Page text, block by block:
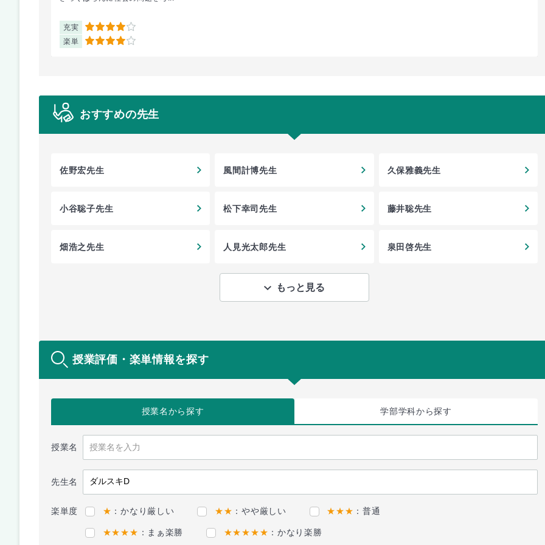
充実 4
楽単 4
おすすめの先生
佐野宏先生 風間計博先生 久保雅義先生
小谷聡子先生 松下幸司先生 藤井聡先生
畑浩之先生 人見光太郎先生 泉田啓先生
もっと見る
授業評価・楽単情報を探す
授業名から探す 学部学科から探す
授業名
先生名
楽単度 ★ ：かなり厳しい ★★ ：やや厳しい ★★★ ：普通
★★★★ ：まぁ楽勝 ★★★★★ ：かなり楽勝